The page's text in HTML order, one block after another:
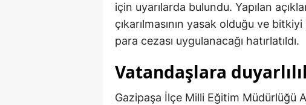
için uyarılarda bulundu. Yapılan
çıkarılmasının yasak olduğu ve
para cezası uygulanacağı hatırlatıldı.
Vatandaşlara
Gazipaşa İlçe Milli Eğitim Müdürlüğü